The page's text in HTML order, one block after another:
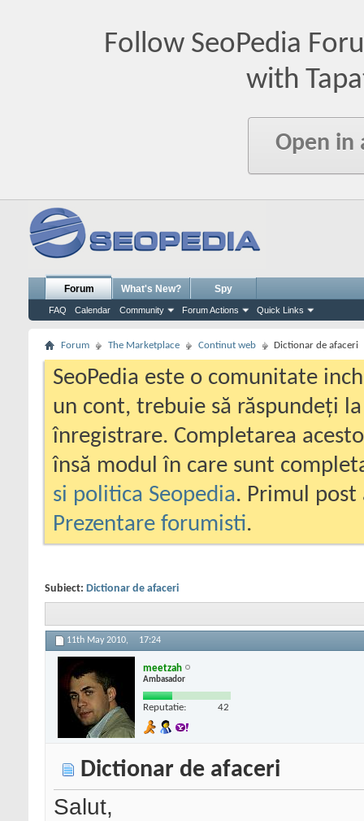
Follow SeoPedia
with
Open in
Forum
FAQ Calendar Community Forum Actions Quick Links
What's New? Spy
Forum The Marketplace Continut web Dictionar de afaceri
SeoPedia este o comunitate
un cont, trebuie să răspundeți
înregistrare. Completarea
însă modul în care sunt
si politica Seopedia. Primul
Prezentare forumisti.
Subiect: Dictionar de afaceri
11th May 2010, 17:24
meetzah
Ambasador
Reputatie: 42
Dictionar de afaceri
Salut,